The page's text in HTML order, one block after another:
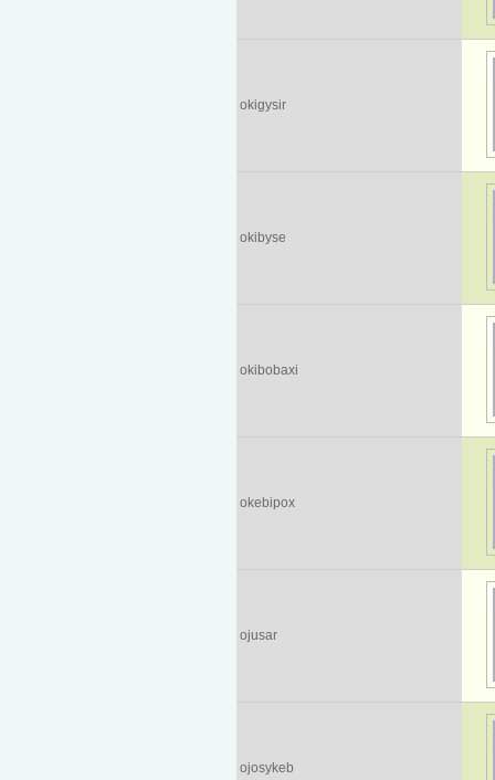
okigysir
okibyse
okibobaxi
okebipox
ojusar
ojosykeb